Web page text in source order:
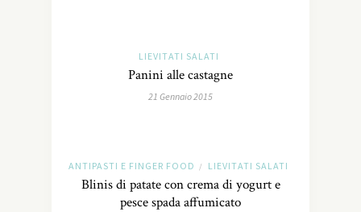
LIEVITATI SALATI
Panini alle castagne
21 Gennaio 2015
ANTIPASTI E FINGER FOOD / LIEVITATI SALATI
Blinis di patate con crema di yogurt e
pesce spada affumicato